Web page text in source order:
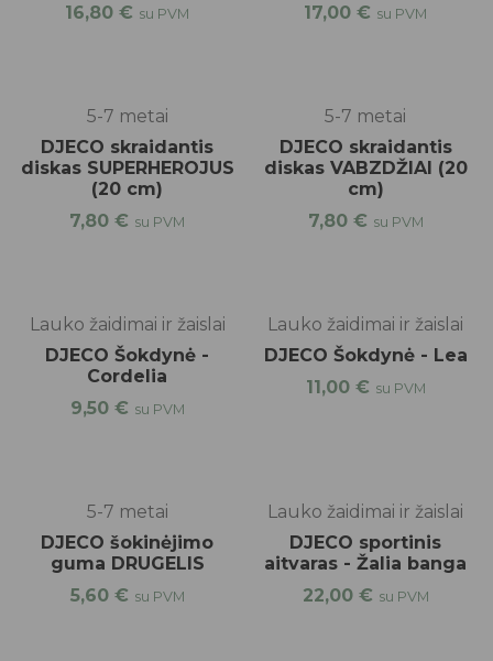
16,80€ su PVM
17,00€ su PVM
5-7 metai
DJECO skraidantis
diskas SUPERHEROJUS
(20 cm)
7,80€ su PVM
5-7 metai
DJECO skraidantis
diskas VABZDŽIAI (20
cm)
7,80 € su PVM
Lauko žaidimai ir žaislai
DJECO Šokdynė -
Cordelia
9,50 € su PVM
Lauko žaidimai ir žaislai
DJECO Šokdynė - Lea
11,00 € su PVM
5-7 metai
DJECO šokinėjimo
guma DRUGELIS
5,60 € su PVM
Lauko žaidimai ir žaislai
DJECO sportinis
aitvaras - Žalia banga
22,00 € su PVM